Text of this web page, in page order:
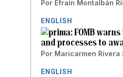
Por Efraín Montalbán
ENGLISH
FOMB
and processes to
Por Maricarmen Rivera
ENGLISH